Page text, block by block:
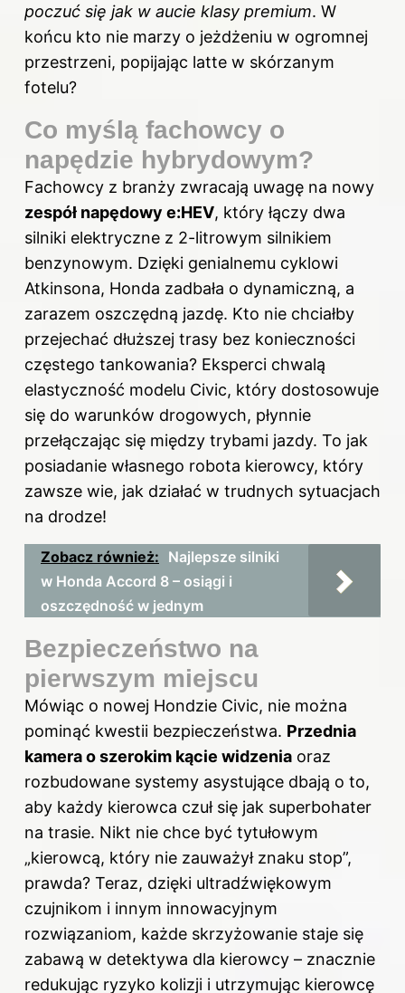
poczuć się jak w aucie klasy premium. W
końcu kto nie marzy o jeżdżeniu w ogromnej
przestrzeni, popijając latte w skórzanym
fotelu?
Co myślą fachowcy o
napędzie hybrydowym?
Fachowcy z branży zwracają uwagę na nowy
zespół napędowy e:HEV, który łączy dwa
silniki elektryczne z 2-litrowym silnikiem
benzynowym. Dzięki genialnemu cyklowi
Atkinsona, Honda zadbała o dynamiczną, a
zarazem oszczędną jazdę. Kto nie chciałby
przejechać dłuższej trasy bez konieczności
częstego tankowania? Eksperci chwalą
elastyczność modelu Civic, który dostosowuje
się do warunków drogowych, płynnie
przełączając się między trybami jazdy. To jak
posiadanie własnego robota kierowcy, który
zawsze wie, jak działać w trudnych sytuacjach
na drodze!
Zobacz również: Najlepsze silniki
w Honda Accord 8 – osiągi i
oszczędność w jednym
Bezpieczeństwo na
pierwszym miejscu
Mówiąc o nowej Hondzie Civic, nie można
pominąć kwestii bezpieczeństwa. Przednia
kamera o szerokim kącie widzenia oraz
rozbudowane systemy asystujące dbają o to,
aby każdy kierowca czuł się jak superbohater
na trasie. Nikt nie chce być tytułowym
„kierowcą, który nie zauważył znaku stop”,
prawda? Teraz, dzięki ultradźwiękowym
czujnikom i innym innowacyjnym
rozwiązaniom, każde skrzyżowanie staje się
zabawą w detektywa dla kierowcy – znacznie
redukując ryzyko kolizji i utrzymując kierowcę